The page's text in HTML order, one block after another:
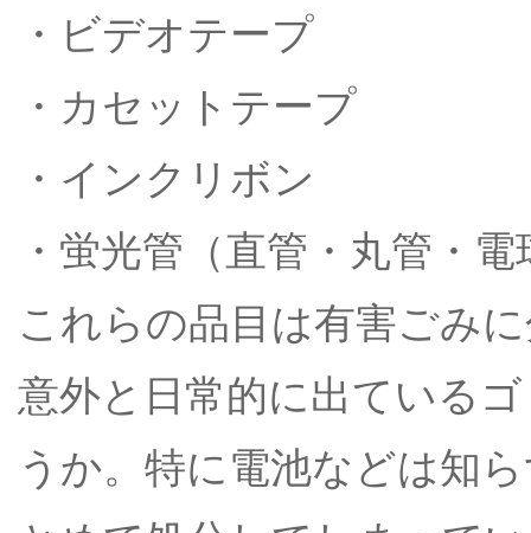
・ビデオテープ
・カセットテープ
・インクリボン
・蛍光管（直管・丸管・
これらの品目は有害ごみ
意外と日常的に出ている
うか。特に電池などは知